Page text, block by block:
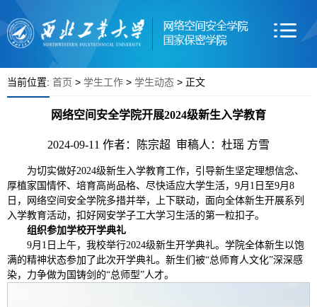
当前位置: 首页 > 学生工作 > 学生动态 > 正文
网络空间安全学院开展2024级新生入学教育
2024-09-11 作者：陈宗超 审稿人：杜瑶 方雪
为切实做好2024级新生入学教育工作，引导新生坚定理想信念、
厚植家国情怀、培育高尚品格、尽快适应大学生活，9月1日至9月8
日，网络空间安全学院多措并举，上下联动，面向全体新生开展系列
入学教育活动，扣好网安学子工大学习生活的第一粒扣子。
组织参加学校开学典礼
9月1日上午，我校举行2024级新生开学典礼。学院全体新生以饱
满的精神状态参加了此次开学典礼。新生们被“总师育人文化”深深感
染，力争做为国铸剑的“总师型”人才。